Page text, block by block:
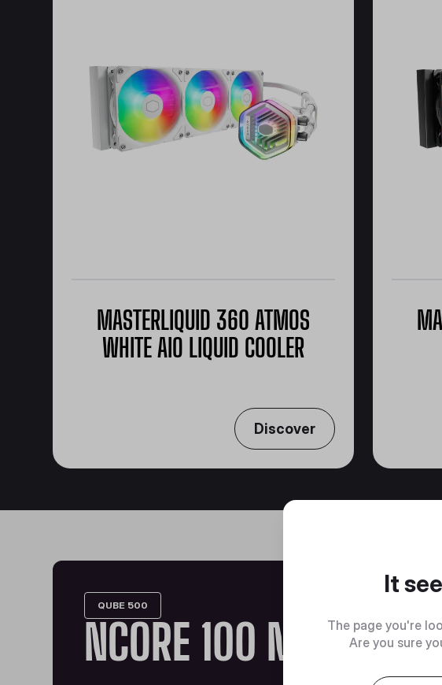
MASTERLIQUID 360 ATMOS
WHITE AIO LIQUID COOLER
Discover
QUBE 500
NCORE 100 MAX
It
The page you're
Are you sure